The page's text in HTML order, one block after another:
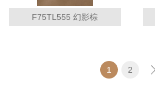
F75TL555 幻影棕
1 2